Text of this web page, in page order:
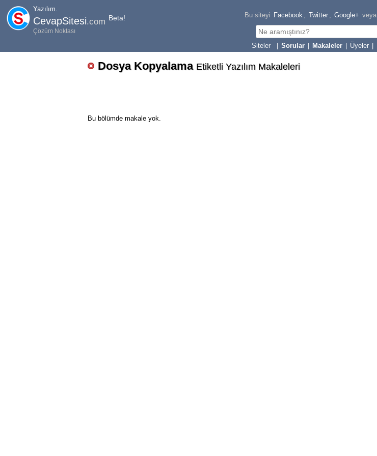
Yazılım.
CevapSitesi.com Beta!
Çözüm Noktası
Bu siteyi Facebook , Twitter , Google+ veya
Sorular Makaleler Üyeler
Dosya Kopyalama Etiketli Yazılım Makaleleri
Bu bölümde makale yok.